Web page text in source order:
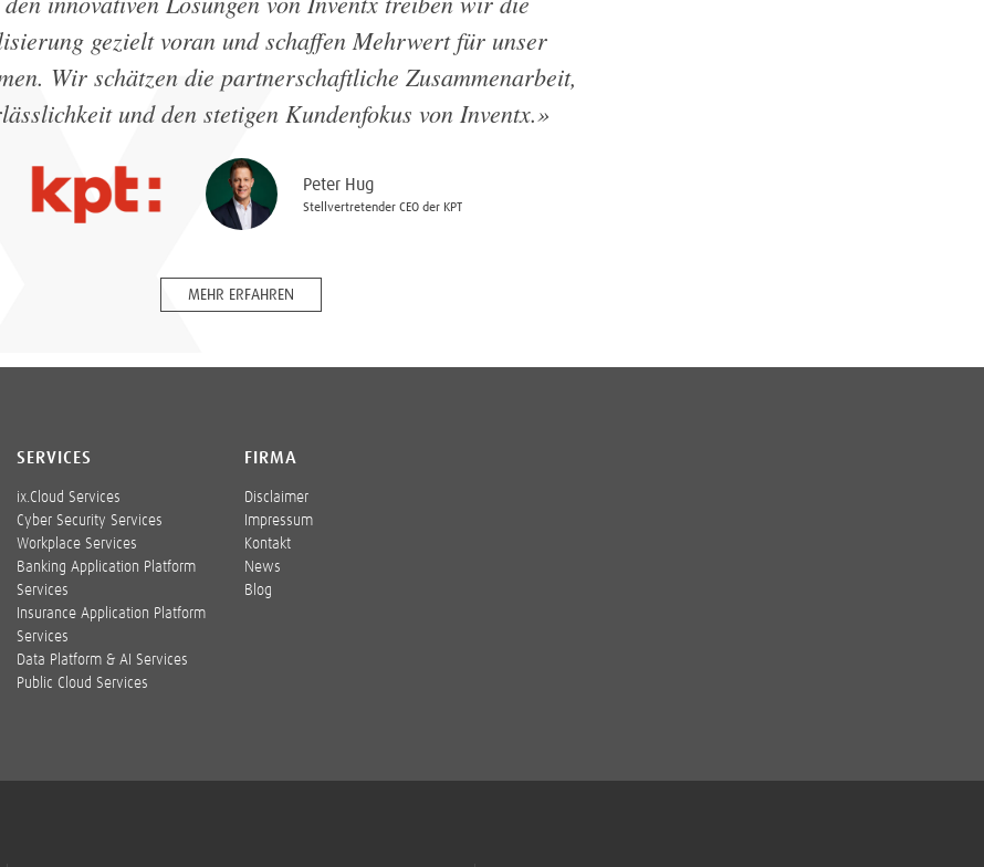
gezielt voran und schaffen Mehrwert für unser
Wir schätzen die partnerschaftliche Zusammenarbeit,
und den stetigen Kundenfokus von Inventx.»
Peter Hug
Stellvertretender CEO der KPT
MEHR ERFAHREN
SERVICES
ix.Cloud Services
Cyber Security Services
Workplace Services
Banking Application Platform
Services
Insurance Application Platform
Services
Data Platform & AI Services
Public Cloud Services
FIRMA
Disclaimer
Impressum
Kontakt
News
Blog